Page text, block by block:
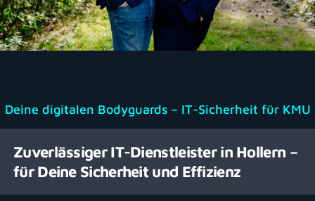
Deine digitalen Bodyguards – IT-Sicherheit für KMU
Zuverlässiger IT-Dienstleister in Hollern –
für Deine Sicherheit und Effizienz